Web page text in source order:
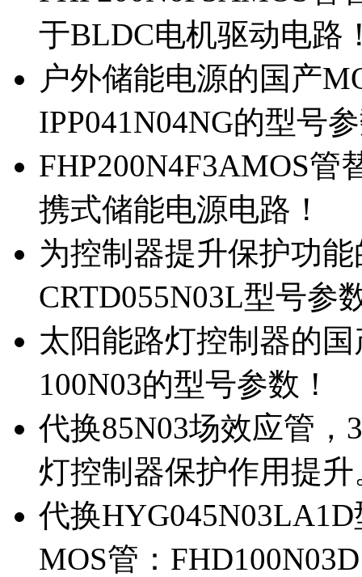
于BLDC电机驱动电路
户外储能电源的国产
IPP041N04NG的型号
FHP200N4F3AMOS管
携式储能电源电路！
为控制器提升保护功
CRTD055N03L型号参
太阳能路灯控制器的
100N03的型号参数！
代换85N03场效应管
灯控制器保护作用提升
代换
MOS管：